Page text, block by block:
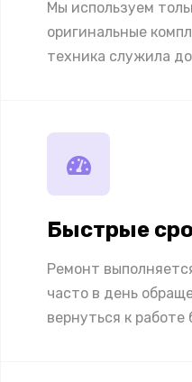
Мы используем
оригинальные
техника служила
Быстрые
Ремонт
часто в день
вернуться к работе